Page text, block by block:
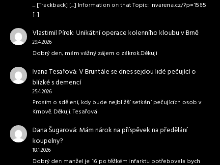
... [Trackback] [...] Information on that Topic: invarena.cz/?p=1565
[...]
Vlastimil Pírek:Unikátní operace kolenního kloubu v Brně
29.4.2026
Dobrý den, mám vážný zájem o zákrok.Děkuji
Ivana Tesařová:V Bruntále se dnes sejdou lidé pečující o
blízké s demencí
25.4.2026
Prosím o sdělení, kdy bude nejbližší setkání pečujících osob v
Krnově. Děkuji. Tesařová
Dana Šugarová: Mám nárok na příspěvek na předělání
koupelny?
18.1.2026
Dobrý den manžel je 16 po těžkém infarktu potřebovala bych